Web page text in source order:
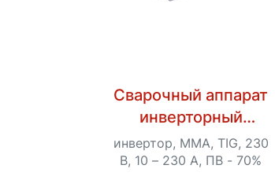
Сварочный аппарат
инверторный
Ресанта САИ-230 АД
(аргонодуговой)
инвертор, MMA, TIG, 230
В, 10 – 230 А, ПВ - 70%